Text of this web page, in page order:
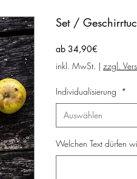
Set /
ab 34,90€
Preis
inkl. MwSt. | zzgl.
Individualisierung *
Auswählen
Welchen Text dürfen